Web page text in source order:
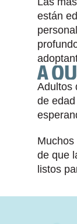
están
A
Adultos
de
de que
listos